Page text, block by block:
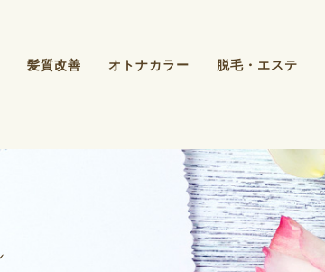
脱毛・エステ
オトナカラー
髪質改善